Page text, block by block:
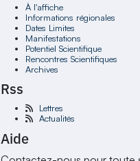
À l'affiche
Informations régionales
Dates Limites
Manifestations
Potentiel Scientifique
Rencontres Scientifiques
Archives
Rss
Lettres
Actualités
Aide